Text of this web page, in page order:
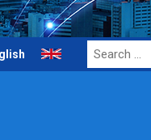
Search
for: